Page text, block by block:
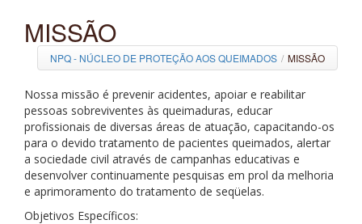
MISSÃO
NPQ - NÚCLEO DE PROTEÇÃO AOS QUEIMADOS / MISSÃO
Nossa missão é prevenir acidentes, apoiar e reabilitar
pessoas sobreviventes às queimaduras, educar
profissionais de diversas áreas de atuação, capacitando-os
para o devido tratamento de pacientes queimados, alertar
a sociedade civil através de campanhas educativas e
desenvolver continuamente pesquisas em prol da melhoria
e aprimoramento do tratamento de seqüelas.
Objetivos Específicos: